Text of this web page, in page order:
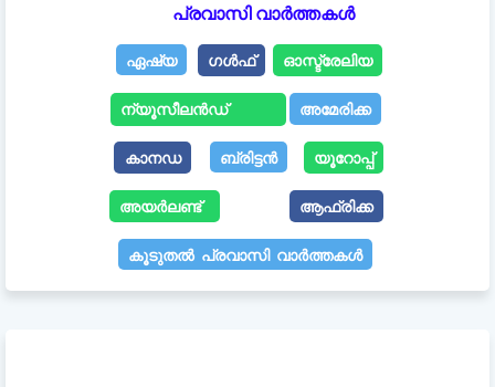
പ്രവാസി വാർത്തകൾ
ഏഷ്യ ഗൾഫ് ഓസ്ട്രേലിയ
ന്യൂസീലൻഡ് അമേരിക്ക
കാനഡ ബ്രിട്ടൻ യൂറോപ്പ്
അയർലണ്ട് ആഫ്രിക്ക
കൂടുതൽ പ്രവാസി വാർത്തകൾ